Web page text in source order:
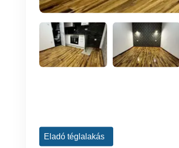
Eladó téglalakás